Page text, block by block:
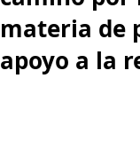
materia de
apoyo a la